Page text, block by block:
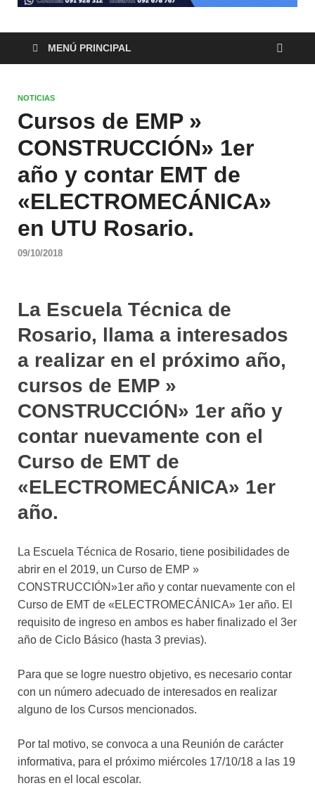
MENÚ PRINCIPAL
NOTICIAS
Cursos de EMP »
CONSTRUCCIÓN» 1er
año y contar EMT de
«ELECTROMECÁNICA»
en UTU Rosario.
09/10/2018
La Escuela Técnica de
Rosario, llama a interesados
a realizar en el próximo año,
cursos de EMP »
CONSTRUCCIÓN» 1er año y
contar nuevamente con el
Curso de EMT de
«ELECTROMECÁNICA» 1er
año.
La Escuela Técnica de Rosario, tiene posibilidades de
abrir en el 2019, un Curso de EMP »
CONSTRUCCIÓN»1er año y contar nuevamente con el
Curso de EMT de «ELECTROMECÁNICA» 1er año. El
requisito de ingreso en ambos es haber finalizado el 3er
año de Ciclo Básico (hasta 3 previas).
Para que se logre nuestro objetivo, es necesario contar
con un número adecuado de interesados en realizar
alguno de los Cursos mencionados.
Por tal motivo, se convoca a una Reunión de carácter
informativa, para el próximo miércoles 17/10/18 a las 19
horas en el local escolar.